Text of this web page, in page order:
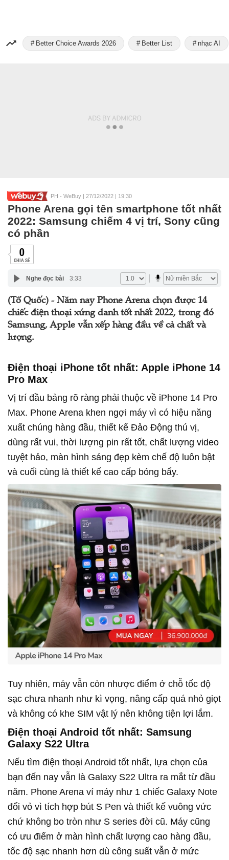
Better Choice Awards 2026 Better List nhạc AI
PH - WeBuy | 27/12/2022 | 19:30
Phone Arena gọi tên smartphone tốt nhất
2022: Samsung chiếm 4 vị trí, Sony cũng
có phần
0
CHIA SẺ
Nghe đọc bài 3:33
(Tổ Quốc) - Năm nay Phone Arena chọn được 14
chiếc điện thoại xứng danh tốt nhất 2022, trong đó
Samsung, Apple vẫn xếp hàng đầu về cả chất và
lượng.
Điện thoại iPhone tốt nhất: Apple iPhone 14
Pro Max
Vị trí đầu bảng rõ ràng phải thuộc về iPhone 14 Pro
Max. Phone Arena khen ngợi máy vì có hiệu năng
xuất chúng hàng đầu, thiết kế Đảo Động thú vị,
dùng rất vui, thời lượng pin rất tốt, chất lượng video
tuyệt hảo, màn hình sáng đẹp kèm chế độ luôn bật
và cuối cùng là thiết kế cao cấp bóng bẩy.
Tuy nhiên, máy vẫn còn nhược điểm ở chỗ tốc độ
sạc chưa nhanh như kì vọng, nâng cấp quá nhỏ giọt
và không có khe SIM vật lý nên không tiện lợi lắm.
Điện thoại Android tốt nhất: Samsung
Galaxy S22 Ultra
Nếu tìm điện thoại Android tốt nhất, lựa chọn của
bạn đến nay vẫn là Galaxy S22 Ultra ra mắt từ đầu
năm. Phone Arena ví máy như 1 chiếc Galaxy Note
đổi vỏ vì tích hợp bút S Pen và thiết kế vuông vức
chứ không bo tròn như S series đời cũ. Máy cũng
có ưu điểm ở màn hình chất lượng cao hàng đầu,
tốc độ sạc nhanh hơn dù công suất vẫn ở mức